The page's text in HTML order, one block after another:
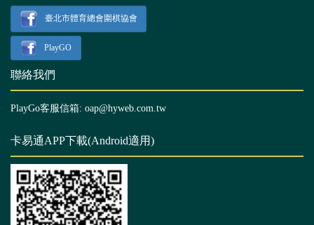
臺北市體育總會圍棋協會
PlayGO
聯絡我們
PlayGo客服信箱: oap@hyweb.com.tw
卡易通APP下載(Android適用)